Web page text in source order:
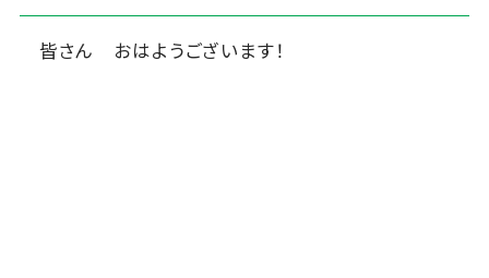
皆さん おはようございます！